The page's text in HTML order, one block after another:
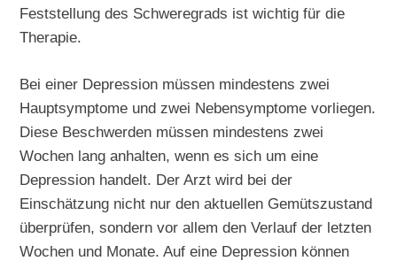
Feststellung des Schweregrads ist wichtig für die
Therapie.
Bei einer Depression müssen mindestens zwei
Hauptsymptome und zwei Nebensymptome vorliegen.
Diese Beschwerden müssen mindestens zwei
Wochen lang anhalten, wenn es sich um eine
Depression handelt. Der Arzt wird bei der
Einschätzung nicht nur den aktuellen Gemütszustand
überprüfen, sondern vor allem den Verlauf der letzten
Wochen und Monate. Auf eine Depression können